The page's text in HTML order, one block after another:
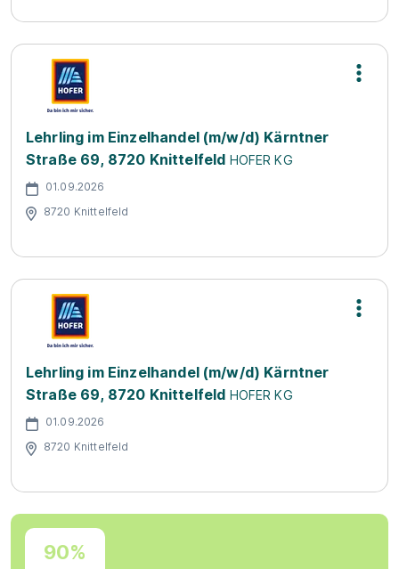
Lehrling im Einzelhandel (m/w/d) Kärntner
Straße 69, 8720 Knittelfeld HOFER KG
01.09.2026
8720 Knittelfeld
Lehrling im Einzelhandel (m/w/d) Kärntner
Straße 69, 8720 Knittelfeld HOFER KG
01.09.2026
8720 Knittelfeld
90%